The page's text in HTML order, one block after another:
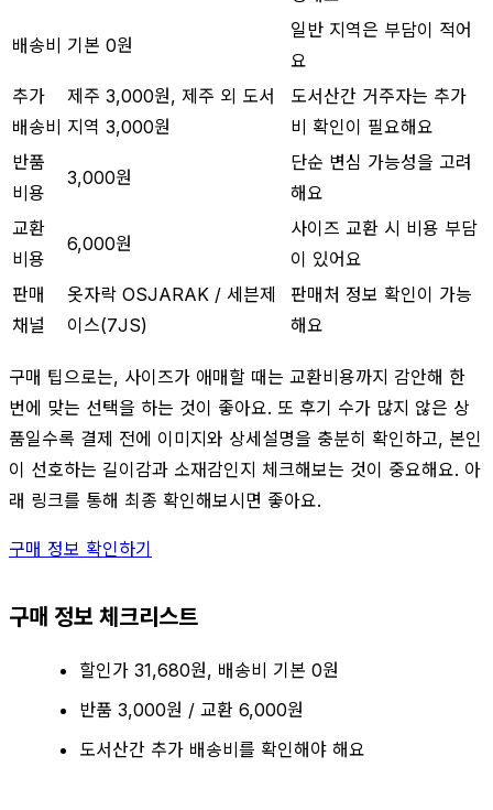
배송비 기본 0원
일반 지역은 부담이 적어
요
추가
배송비
제주 3,000원, 제주 외 도서
지역 3,000원
도서산간 거주자는 추가
비 확인이 필요해요
반품
비용
3,000원
단순 변심 가능성을 고려
해요
교환
비용
6,000원
사이즈 교환 시 비용 부담
이 있어요
판매
채널
옷자락 OSJARAK / 세븐제
이스(7JS)
판매처 정보 확인이 가능
해요
구매 팁으로는, 사이즈가 애매할 때는 교환비용까지 감안해 한
번에 맞는 선택을 하는 것이 좋아요. 또 후기 수가 많지 않은 상
품일수록 결제 전에 이미지와 상세설명을 충분히 확인하고, 본인
이 선호하는 길이감과 소재감인지 체크해보는 것이 중요해요. 아
래 링크를 통해 최종 확인해보시면 좋아요.
구매 정보 확인하기
구매 정보 체크리스트
할인가 31,680원, 배송비 기본 0원
반품 3,000원 / 교환 6,000원
도서산간 추가 배송비를 확인해야 해요